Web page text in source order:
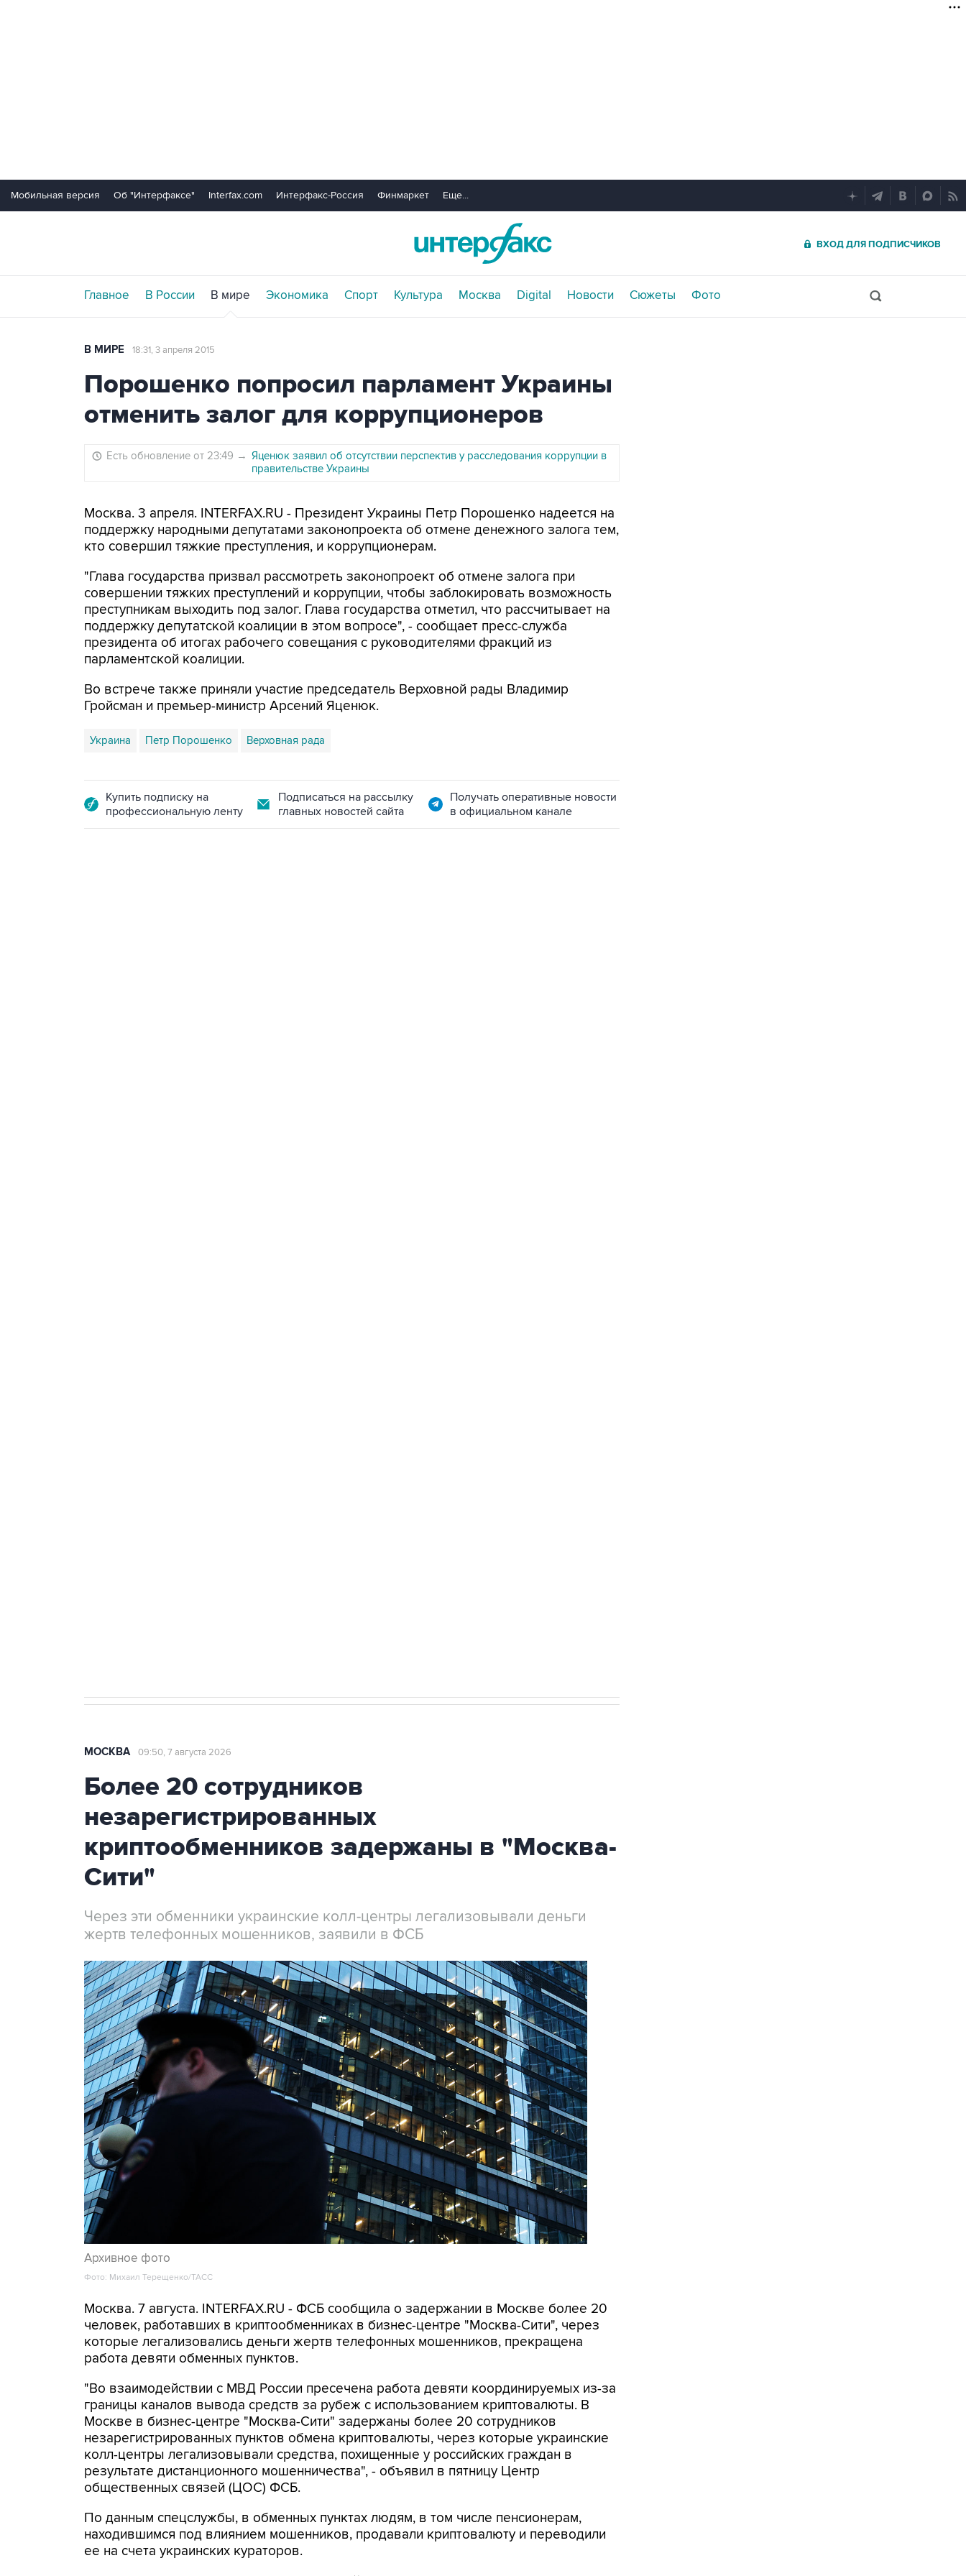
Мобильная версия Об "Интерфаксе" Interfax.com Интерфакс-Россия Финмаркет Еще...
ВХОД ДЛЯ ПОДПИСЧИКОВ
Главное В России В мире Экономика Спорт Культура Москва Digital Новости Сюжеты Фото
В МИРЕ 18:31, 3 апреля 2015
Порошенко попросил парламент Украины
отменить залог для коррупционеров
Есть обновление от 23:49 → Яценюк заявил об отсутствии перспектив у расследования коррупции в
правительстве Украины
Москва. 3 апреля. INTERFAX.RU - Президент Украины Петр Порошенко надеется на
поддержку народными депутатами законопроекта об отмене денежного залога тем,
кто совершил тяжкие преступления, и коррупционерам.
"Глава государства призвал рассмотреть законопроект об отмене залога при
совершении тяжких преступлений и коррупции, чтобы заблокировать возможность
преступникам выходить под залог. Глава государства отметил, что рассчитывает на
поддержку депутатской коалиции в этом вопросе", - сообщает пресс-служба
президента об итогах рабочего совещания с руководителями фракций из
парламентской коалиции.
Во встрече также приняли участие председатель Верховной рады Владимир
Гройсман и премьер-министр Арсений Яценюк.
Украина Петр Порошенко Верховная рада
Купить подписку на
профессиональную ленту
Подписаться на рассылку
главных новостей сайта
Получать оперативные новости
в официальном канале
МОСКВА 09:50, 7 августа 2026
Более 20 сотрудников
незарегистрированных
криптообменников задержаны в "Москва-
Сити"
Через эти обменники украинские колл-центры легализовывали деньги
жертв телефонных мошенников, заявили в ФСБ
Архивное фото
Фото: Михаил Терещенко/ТАСС
Москва. 7 августа. INTERFAX.RU - ФСБ сообщила о задержании в Москве более 20
человек, работавших в криптообменниках в бизнес-центре "Москва-Сити", через
которые легализовались деньги жертв телефонных мошенников, прекращена
работа девяти обменных пунктов.
"Во взаимодействии с МВД России пресечена работа девяти координируемых из-за
границы каналов вывода средств за рубеж с использованием криптовалюты. В
Москве в бизнес-центре "Москва-Сити" задержаны более 20 сотрудников
незарегистрированных пунктов обмена криптовалюты, через которые украинские
колл-центры легализовывали средства, похищенные у российских граждан в
результате дистанционного мошенничества", - объявил в пятницу Центр
общественных связей (ЦОС) ФСБ.
По данным спецслужбы, в обменных пунктах людям, в том числе пенсионерам,
находившимся под влиянием мошенников, продавали криптовалюту и переводили
ее на счета украинских кураторов.